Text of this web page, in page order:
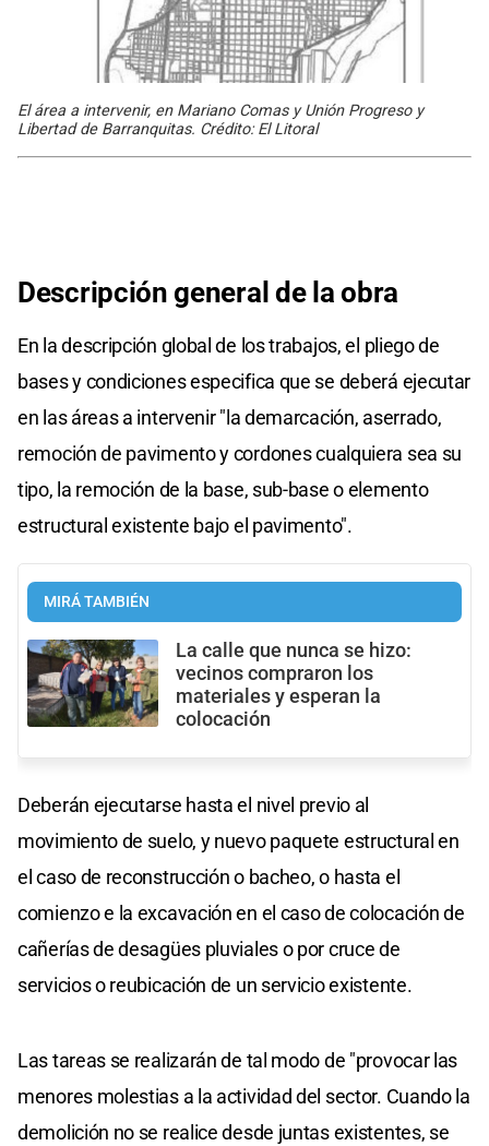
El área a intervenir, en Mariano Comas y Unión Progreso y
Libertad de Barranquitas. Crédito: El Litoral
Descripción general de la obra
En la descripción global de los trabajos, el pliego de
bases y condiciones especifica que se deberá ejecutar
en las áreas a intervenir "la demarcación, aserrado,
remoción de pavimento y cordones cualquiera sea su
tipo, la remoción de la base, sub-base o elemento
estructural existente bajo el pavimento".
MIRÁ TAMBIÉN
La calle que nunca se hizo:
vecinos compraron los
materiales y esperan la
colocación
Deberán ejecutarse hasta el nivel previo al
movimiento de suelo, y nuevo paquete estructural en
el caso de reconstrucción o bacheo, o hasta el
comienzo e la excavación en el caso de colocación de
cañerías de desagües pluviales o por cruce de
servicios o reubicación de un servicio existente.
Las tareas se realizarán de tal modo de "provocar las
menores molestias a la actividad del sector. Cuando la
demolición no se realice desde juntas existentes, se